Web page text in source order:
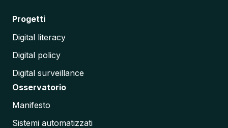
n
l
s
d
l
e
C
Progetti
Digital literacy
Digital policy
Digital surveillance
Osservatorio
Manifesto
Sistemi automatizzati